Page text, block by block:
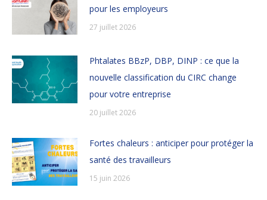
pour les employeurs
27 juillet 2026
Phtalates BBzP, DBP, DINP : ce que la
nouvelle classification du CIRC change
pour votre entreprise
20 juillet 2026
Fortes chaleurs : anticiper pour protéger la
santé des travailleurs
15 juin 2026